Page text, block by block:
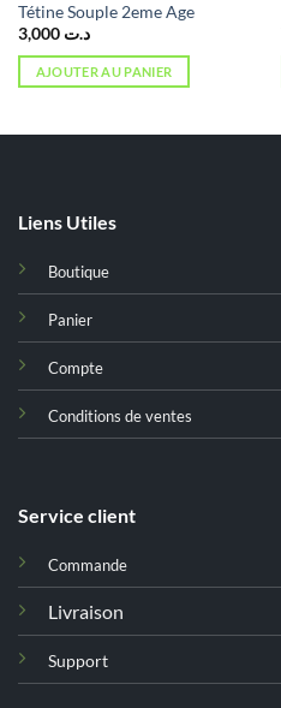
Tétine Souple 2eme Age
د.ت 3,000
AJOUTER AU PANIER
Liens Utiles
Boutique
Panier
Compte
Conditions de ventes
Service client
Commande
Livraison
Support